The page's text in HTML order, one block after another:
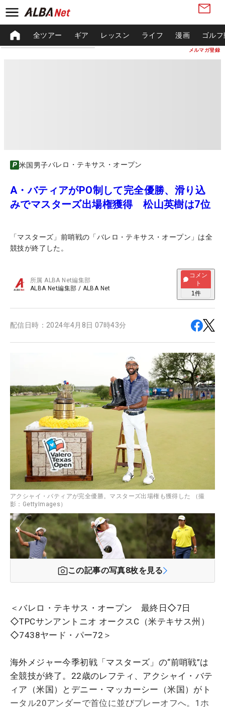
メルマガ登録
全ツアー ギア レッスン ライフ 漫画 ゴル
米国男子バレロ・テキサス・オープン
A・バティアがPO制して完全優勝、滑り込
みでマスターズ出場権獲得 松山英樹は7位
「マスターズ」前哨戦の「バレロ・テキサス・オープン」は全
競技が終了した。
所属ALBA Net編集部
ALBA Net編集部 / ALBA Net
コメン
ト
1件
配信日時： 2024年4月8日 07時43分
アクシャイ・バティアが完全優勝。マスターズ出場権も獲得した （撮
影：GettyImages）
この記事の写真8枚を見る
＜バレロ・テキサス・オープン 最終日◇7日
◇TPCサンアントニオ オークスC（米テキサス州）
◇7438ヤード・パー72＞
海外メジャー今季初戦「マスターズ」の“前哨戦”は
全競技が終了。22歳のレフティ、アクシャイ・バテ
ィア（米国）とデニー・マッカーシー（米国）がト
ータル20アンダーで首位に並びプレーオフへ。1ホ